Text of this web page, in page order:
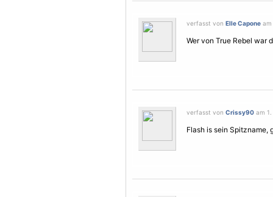
verfasst von Elle Capone am
Wer von True Rebel war
verfasst von Crissy90 am
Flash is sein Spitzname,